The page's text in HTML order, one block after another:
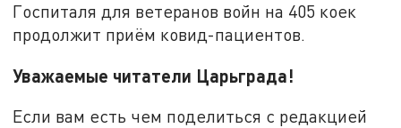
Госпиталя для ветеранов войн на 405 коек
продолжит приём ковид-пациентов.
Уважаемые читатели Царьграда!
Если вам есть чем поделиться с редакцией